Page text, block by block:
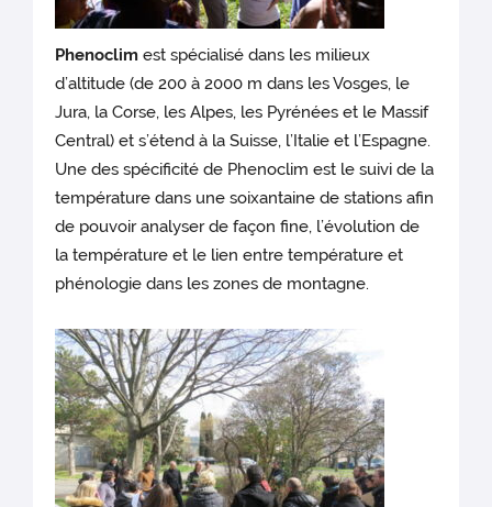
Phenoclim est spécialisé dans les milieux
d’altitude (de 200 à 2000 m dans les Vosges, le
Jura, la Corse, les Alpes, les Pyrénées et le Massif
Central) et s’étend à la Suisse, l’Italie et l’Espagne.
Une des spécificité de Phenoclim est le suivi de la
température dans une soixantaine de stations afin
de pouvoir analyser de façon fine, l’évolution de
la température et le lien entre température et
phénologie dans les zones de montagne.